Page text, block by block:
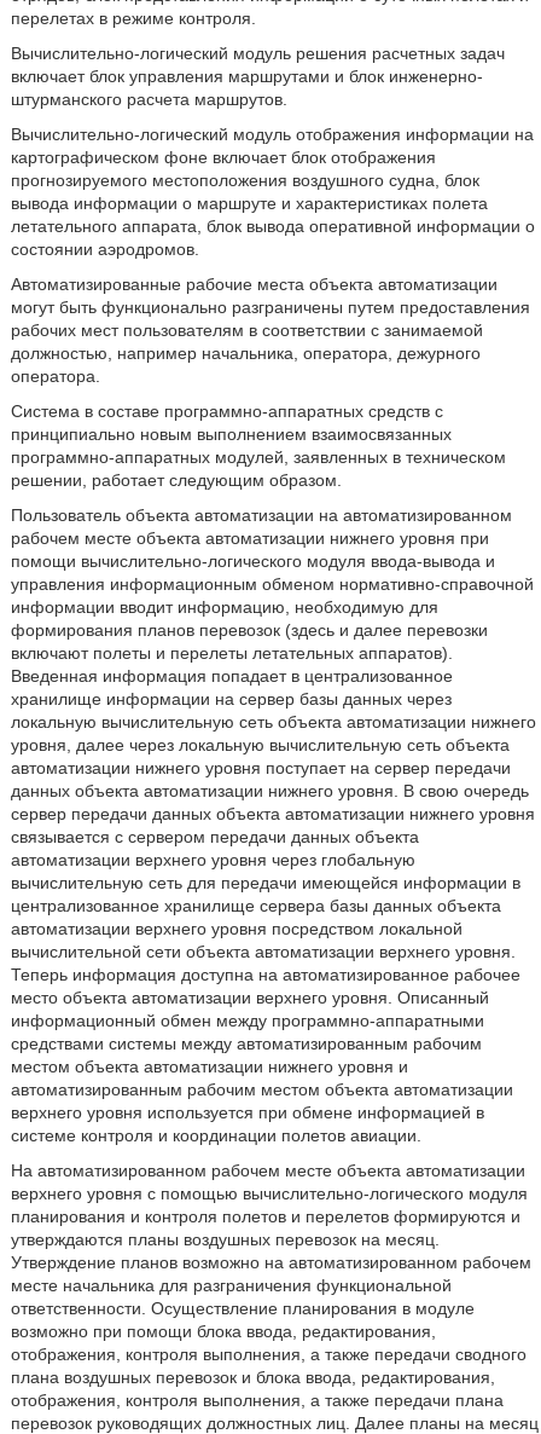
перелетах в режиме контроля.
Вычислительно-логический модуль решения расчетных задач
включает блок управления маршрутами и блок инженерно-
штурманского расчета маршрутов.
Вычислительно-логический модуль отображения информации на
картографическом фоне включает блок отображения
прогнозируемого местоположения воздушного судна, блок
вывода информации о маршруте и характеристиках полета
летательного аппарата, блок вывода оперативной информации о
состоянии аэродромов.
Автоматизированные рабочие места объекта автоматизации
могут быть функционально разграничены путем предоставления
рабочих мест пользователям в соответствии с занимаемой
должностью, например начальника, оператора, дежурного
оператора.
Система в составе программно-аппаратных средств с
принципиально новым выполнением взаимосвязанных
программно-аппаратных модулей, заявленных в техническом
решении, работает следующим образом.
Пользователь объекта автоматизации на автоматизированном
рабочем месте объекта автоматизации нижнего уровня при
помощи вычислительно-логического модуля ввода-вывода и
управления информационным обменом нормативно-справочной
информации вводит информацию, необходимую для
формирования планов перевозок (здесь и далее перевозки
включают полеты и перелеты летательных аппаратов).
Введенная информация попадает в централизованное
хранилище информации на сервер базы данных через
локальную вычислительную сеть объекта автоматизации нижнего
уровня, далее через локальную вычислительную сеть объекта
автоматизации нижнего уровня поступает на сервер передачи
данных объекта автоматизации нижнего уровня. В свою очередь
сервер передачи данных объекта автоматизации нижнего уровня
связывается с сервером передачи данных объекта
автоматизации верхнего уровня через глобальную
вычислительную сеть для передачи имеющейся информации в
централизованное хранилище сервера базы данных объекта
автоматизации верхнего уровня посредством локальной
вычислительной сети объекта автоматизации верхнего уровня.
Теперь информация доступна на автоматизированное рабочее
место объекта автоматизации верхнего уровня. Описанный
информационный обмен между программно-аппаратными
средствами системы между автоматизированным рабочим
местом объекта автоматизации нижнего уровня и
автоматизированным рабочим местом объекта автоматизации
верхнего уровня используется при обмене информацией в
системе контроля и координации полетов авиации.
На автоматизированном рабочем месте объекта автоматизации
верхнего уровня с помощью вычислительно-логического модуля
планирования и контроля полетов и перелетов формируются и
утверждаются планы воздушных перевозок на месяц.
Утверждение планов возможно на автоматизированном рабочем
месте начальника для разграничения функциональной
ответственности. Осуществление планирования в модуле
возможно при помощи блока ввода, редактирования,
отображения, контроля выполнения, а также передачи сводного
плана воздушных перевозок и блока ввода, редактирования,
отображения, контроля выполнения, а также передачи плана
перевозок руководящих должностных лиц. Далее планы на месяц